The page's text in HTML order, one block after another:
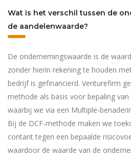
Wat is het verschil tussen de
de aandelenwaarde?
De ondernemingswaarde is de
zonder hierin rekening te houden
bedrijf is gefinancierd. Venturefirm
methode als basis voor bepaling
waarbij we via een Multiple-
Bij de DCF-methode maken we
contant tegen een bepaalde
waardoor de waarde van de